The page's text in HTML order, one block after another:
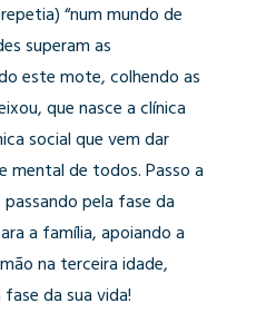
“num mundo de
superam as
este mote, colhendo as
que nasce a clínica
social que vem dar
mental de todos. Passo a
pela fase da
a família, apoiando a
na terceira idade,
da sua vida!